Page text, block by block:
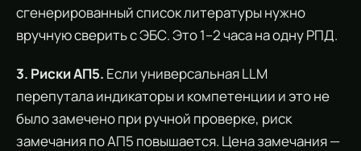
сгенерированный список литературы нужно
вручную сверить с ЭБС. Это 1–2 часа на одну РПД.
3. Риски АП5. Если универсальная LLM
перепутала индикаторы и компетенции и это не
было замечено при ручной проверке, риск
замечания по АП5 повышается. Цена замечания —